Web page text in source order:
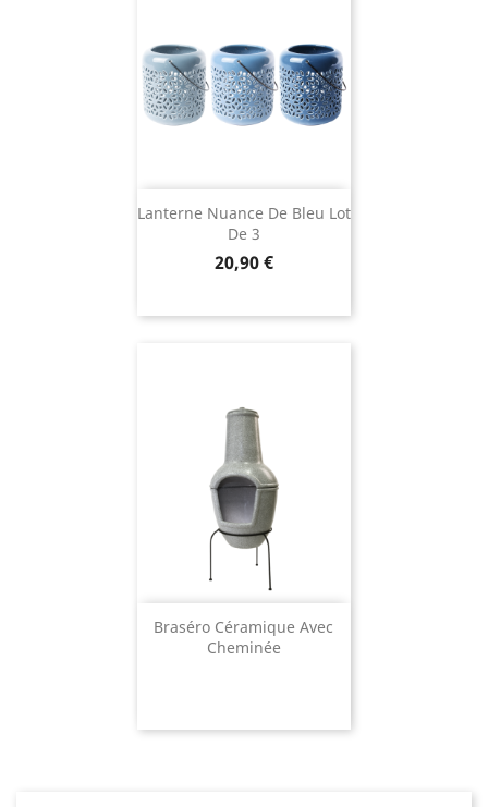
Lanterne Nuance De Bleu Lot
De 3
Prix
20,90 €
Braséro Céramique Avec
Cheminée